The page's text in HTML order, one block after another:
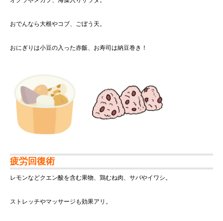
おでんなら大根やコブ、ごぼう天。
おにぎりは小豆の入った赤飯、お寿司は納豆巻き！
疲労回復術
レモンなどクエン酸を含む果物、鶏むね肉、サバやイワシ。
ストレッチやマッサージも効果アリ。